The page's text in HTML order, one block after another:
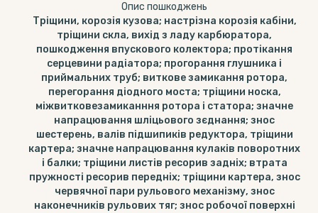
Опис пошкоджень
Тріщини, корозія кузова; настрізна корозія кабіни,
тріщини скла, вихід з ладу карбюратора,
пошкодження впускового колектора; протікання
серцевини радіатора; прогорання глушника і
приймальних труб; виткове замикання ротора,
перегорання діодного моста; тріщини носка,
міжвитковезамиканння ротора і статора; значне
напрацювання шліцьового зєднання; знос
шестерень, валів підшипиків редуктора, тріщини
картера; значне напрацювання кулаків поворотних
і балки; тріщини листів ресорив задніх; втрата
пружності ресорив передніх; тріщини картера, знос
червячної пари рульового механізму, знос
наконечників рульових тяг; знос робочої поверхні